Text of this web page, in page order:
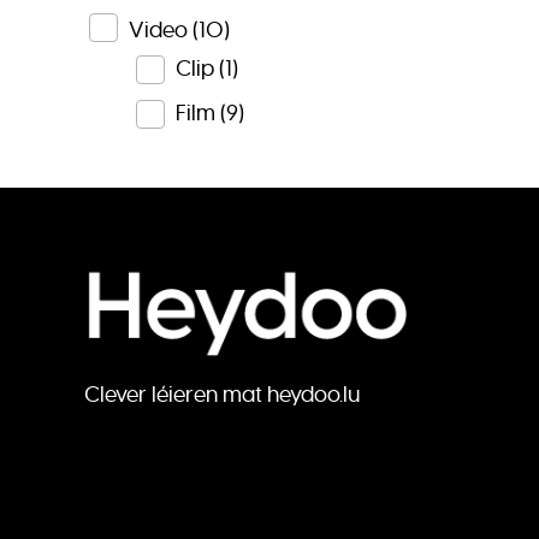
Video(10)
Clip (1)
Film (9)
Clever léieren mat heydoo.lu